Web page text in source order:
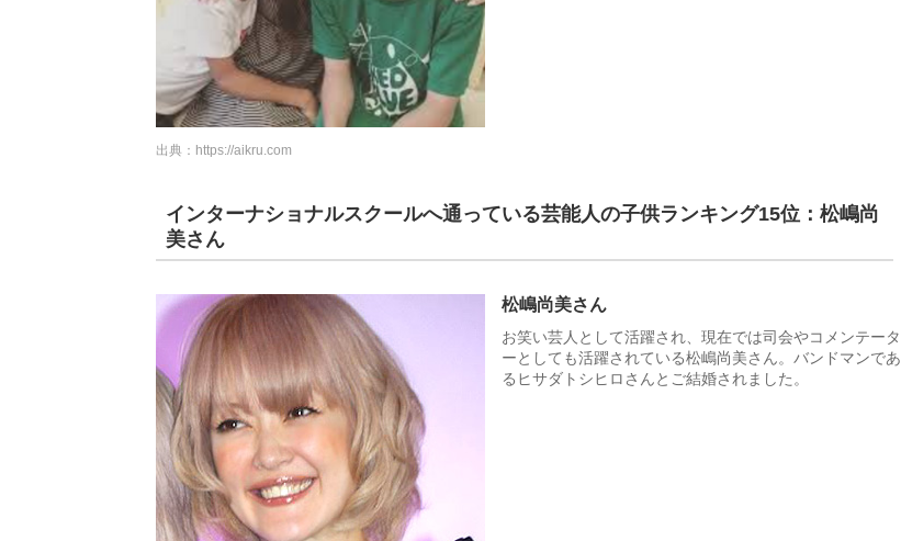
出典： https://aikru.com
インターナショナルスクールへ通っている芸能人の子供ランキング15位：松嶋尚
美さん
松嶋尚美さん
お笑い芸人として活躍され、現在では司会やコメンテータ
ーとしても活躍されている松嶋尚美さん。バンドマンであ
るヒサダトシヒロさんとご結婚されました。